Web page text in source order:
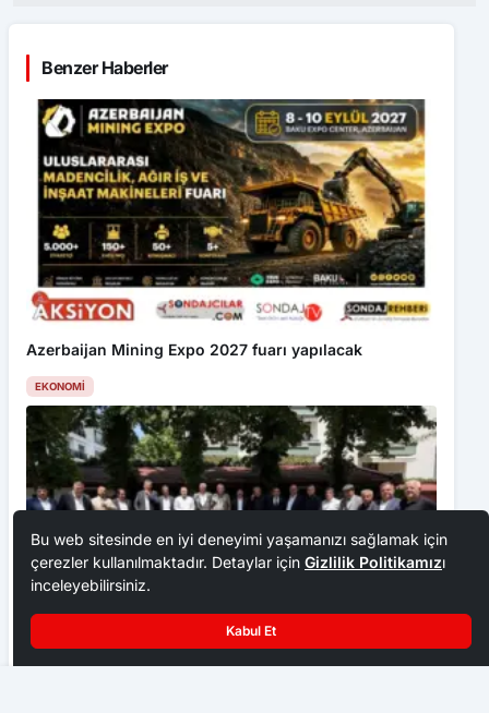
Benzer Haberler
Azerbaijan Mining Expo 2027 fuarı yapılacak
EKONOMI
Bu web sitesinde en iyi deneyimi yaşamanızı sağlamak için
çerezler kullanılmaktadır. Detaylar için Gizlilik Politikamızı
inceleyebilirsiniz.
Kabul Et